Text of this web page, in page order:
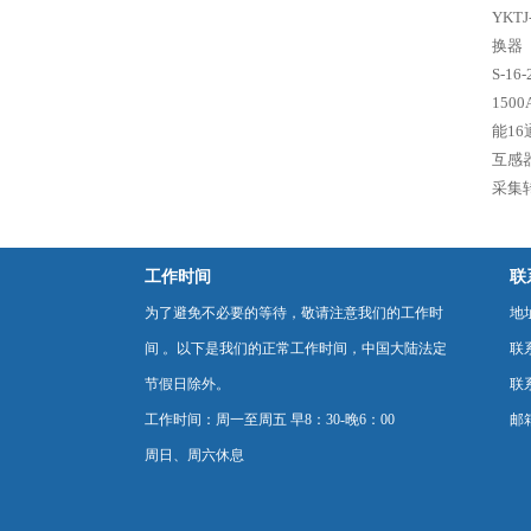
换器
S-
能16
互感
采集
工作时间
为了避免不必要的等待，敬请注意我们的工作时
间 。以下是我们的正常工作时间，中国大陆法定
节假日除外。
工作时间：周一至周五 早8：30-晚6：00
周日、周六休息
联
地
联
联
邮